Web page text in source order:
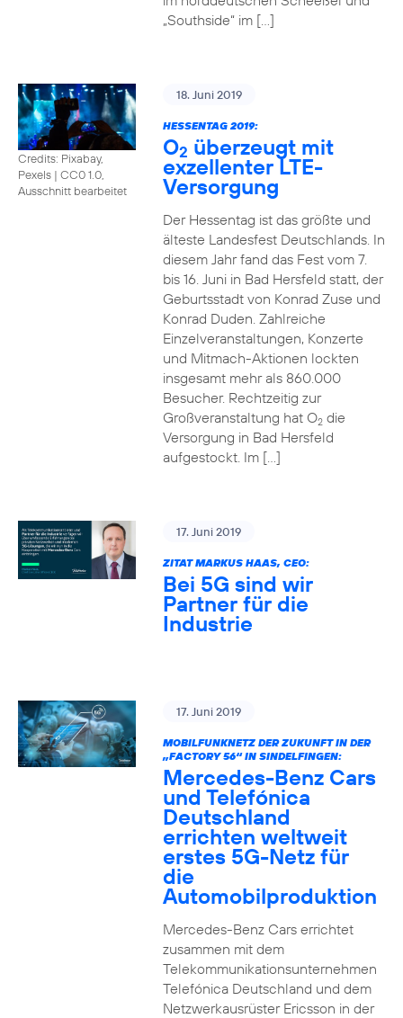
„Southside“ im […]
Credits: Pixabay,
Pexels | CC0 1.0,
Ausschnitt bearbeitet
18. Juni 2019
HESSENTAG 2019:
O2 überzeugt mit
exzellenter LTE-
Versorgung
Der Hessentag ist das größte und
älteste Landesfest Deutschlands. In
diesem Jahr fand das Fest vom 7.
bis 16. Juni in Bad Hersfeld statt, der
Geburtsstadt von Konrad Zuse und
Konrad Duden. Zahlreiche
Einzelveranstaltungen, Konzerte
und Mitmach-Aktionen lockten
insgesamt mehr als 860.000
Besucher. Rechtzeitig zur
Großveranstaltung hat O2die
Versorgung in Bad Hersfeld
aufgestockt. Im […]
17. Juni 2019
ZITAT MARKUS HAAS, CEO:
Bei 5G sind wir
Partner für die
Industrie
17. Juni 2019
MOBILFUNKNETZ DER ZUKUNFT IN DER
„FACTORY 56“ IN SINDELFINGEN:
Mercedes-Benz Cars
und Telefónica
Deutschland
errichten weltweit
erstes 5G-Netz für
die
Automobilproduktion
Mercedes-Benz Cars errichtet
zusammen mit dem
Telekommunikationsunternehmen
Telefónica Deutschland und dem
Netzwerkausrüster Ericsson in der